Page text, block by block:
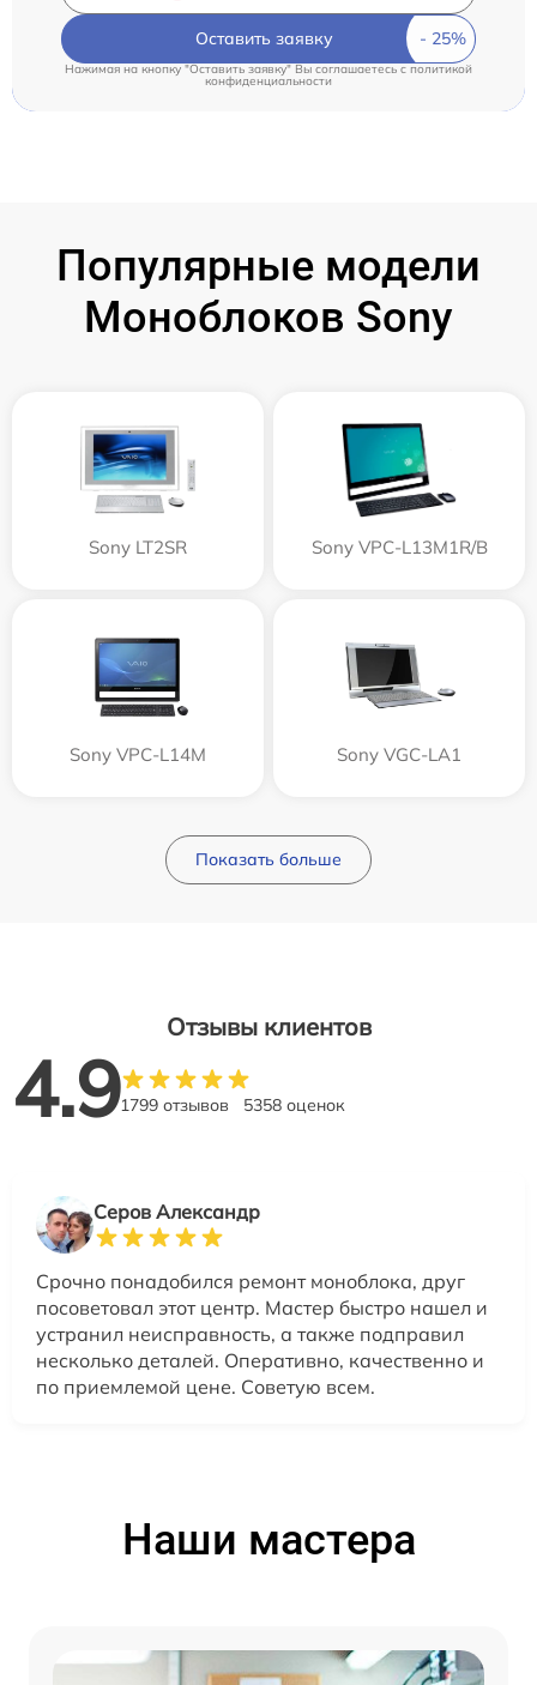
Оставить заявку
Нажимая на кнопку "Оставить заявку" Вы соглашаетесь cполитикой
конфиденциальности
Популярные модели
Моноблоков Sony
Sony LT2SR Sony VPC-L13M1R/B
Sony VPC-L14M Sony VGC-LA1
Показать больше
Отзывы клиентов
4.91799 отзывов 5358 оценок
Серов Александр
Срочно понадобился ремонт моноблока, друг
посоветовал этот центр. Мастер быстро нашел и
устранил неисправность, а также подправил
несколько деталей. Оперативно, качественно и
по приемлемой цене. Советую всем.
Наши мастера